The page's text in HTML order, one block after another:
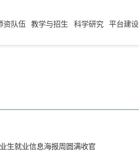
资队伍 教学与招生 科学研究 平台建设
生就业信息海报周圆满收官